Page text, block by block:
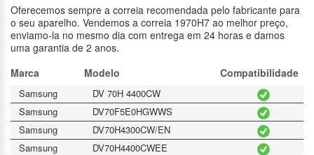
Oferecemos sempre a correia recomendada pelo fabricante para
o seu aparelho. Vendemos a correia 1970H7 ao melhor preço,
enviamo-la no mesmo dia com entrega em 24 horas e damos
uma garantia de 2 anos.
Marca
Modelo Compatibilidade
Samsung
DV 70H 4400CW
Samsung
DV70F5E0HGWWS
Samsung
DV70H4300CW/EN
Samsung
DV70H4400CWEE